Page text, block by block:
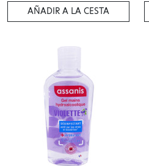
AÑADIR A LA CESTA